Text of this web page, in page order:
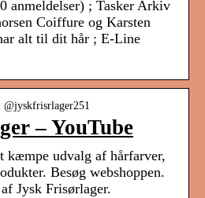
anmeldelser) ; Tasker Arkiv
Coiffure og Karsten
alt til dit hår ; E-Line
@jyskfrisrlager251
– YouTube
kæmpe udvalg af hårfarver,
Besøg webshoppen.
Jysk Frisørlager.